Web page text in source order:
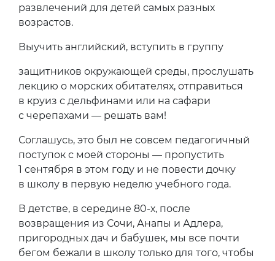
развлечений для детей самых разных
возрастов.
Выучить английский, вступить в группу
защитников окружающей среды, прослушать
лекцию о морских обитателях, отправиться
в круиз с дельфинами или на сафари
с черепахами — решать вам!
Соглашусь, это был не совсем педагогичный
поступок с моей стороны — пропустить
1 сентября в этом году и не повести дочку
в школу в первую неделю учебного года.
В детстве, в середине 80-х, после
возвращения из Сочи, Анапы и Адлера,
пригородных дач и бабушек, мы все почти
бегом бежали в школу только для того, чтобы